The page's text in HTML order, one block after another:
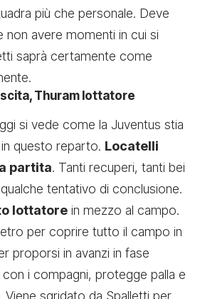
più che personale. Deve
non avere momenti in cui si
saprà certamente come
Thuram lottatore
si vede come la Juventus stia
questo reparto. Locatelli
partita. Tanti recuperi, tanti bei
tentativo di conclusione.
lottatore in mezzo al campo.
per coprire tutto il campo in
proporsi in avanzi in fase
i compagni, protegge palla e